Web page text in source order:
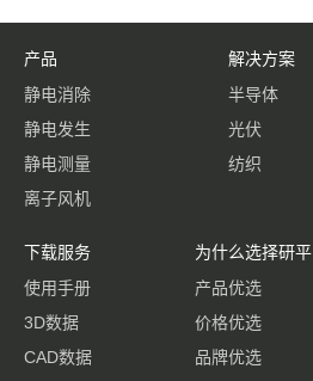
产品
静电消除
静电发生
静电测量
离子风机
解决方案
半导体
光伏
纺织
下载服务
使用手册
3D数据
CAD数据
为什么选择研平
产品优选
价格优选
品牌优选